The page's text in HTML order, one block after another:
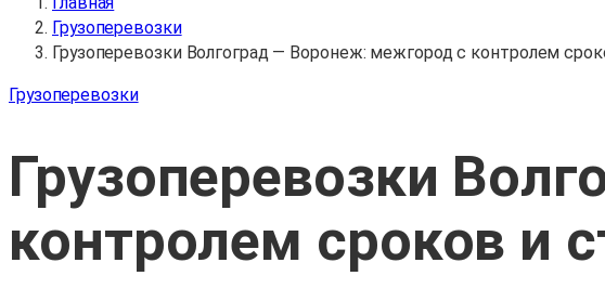
Грузоперевозки
Грузоперевозки Волгоград — Воронеж: межгород с контролем
Грузоперевозки
Грузоперевозки
контролем сроков и